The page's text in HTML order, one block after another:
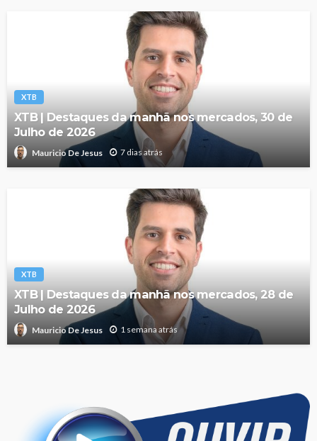
XTB
XTB | Destaques da manhã nos mercados, 30 de
Julho de 2026
Mauricio De Jesus 7 dias atrás
XTB
XTB | Destaques da manhã nos mercados, 28 de
Julho de 2026
Mauricio De Jesus 1 semana atrás